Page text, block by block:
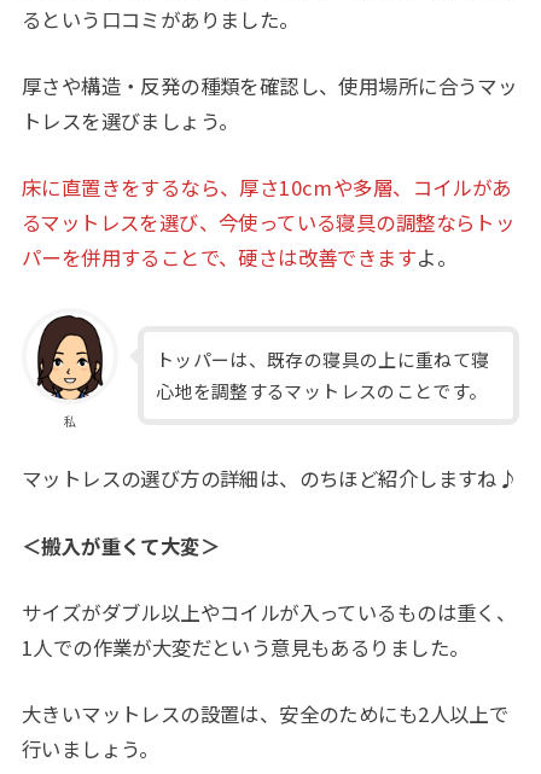
るという口コミがありました。
厚さや構造・反発の種類を確認し、使用場所に合うマッ
トレスを選びましょう。
床に直置きをするなら、厚さ10cmや多層、コイルがあ
るマットレスを選び、今使っている寝具の調整ならトッ
パーを併用することで、硬さは改善できますよ。
私
トッパーは、既存の寝具の上に重ねて寝
心地を調整するマットレスのことです。
マットレスの選び方の詳細は、のちほど紹介しますね♪
＜搬入が重くて大変＞
サイズがダブル以上やコイルが入っているものは重く、
1人での作業が大変だという意見もあるりました。
大きいマットレスの設置は、安全のためにも2人以上で
行いましょう。